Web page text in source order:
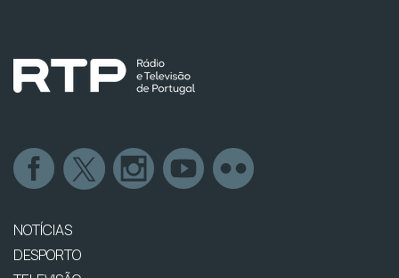
NOTÍCIAS
DESPORTO